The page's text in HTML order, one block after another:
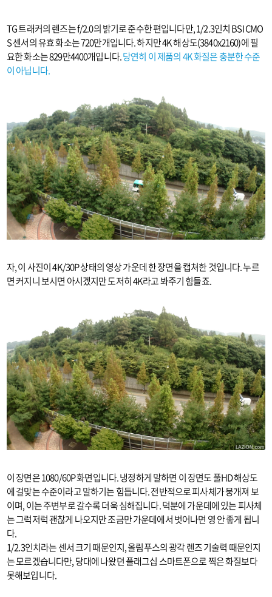
TG 트래커의 렌즈는 f/2.0의 밝기로 준수한 편입니다만, 1/2.3인치 BSI CMO
S 센서의 유효 화소는 720만개입니다. 하지만 4K 해상도(3840x2160)에 필
요한 화소는 829만4400개입니다.당연히 이 제품의 4K 화질은 충분한 수준
이 아닙니다.
자, 이 사진이 4K/30P 상태의 영상 가운데 한 장면을 캡쳐한 것입니다. 누르
면 커지니 보시면 아시겠지만 도저히 4K라고 봐주기 힘들죠.
이 장면은 1080/60P 화면입니다. 냉정하게 말하면 이 장면도 풀HD 해상도
에 걸맞는 수준이라고 말하기는 힘듭니다. 전반적으로 피사체가 뭉개져 보
이며, 이는 주변부로 갈수록 더욱 심해집니다. 덕분에 가운데에 있는 피사체
는 그럭저럭 괜찮게 나오지만 조금만 가운데에서 벗어나면 영 안 좋게 됩니
다.
1/2.3인치라는 센서 크기 때문인지, 올림푸스의 광각 렌즈 기술력 때문인지
는 모르겠습니다만, 당대에 나왔던 플래그십 스마트폰으로 찍은 화질보다
못해보입니다.